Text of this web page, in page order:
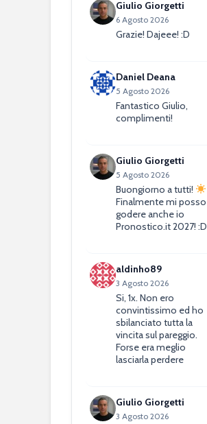
Giulio Giorgetti
6 Agosto 2026
Grazie! Dajeee! :D
Daniel Deana
5 Agosto 2026
Fantastico Giulio,
complimenti!
Giulio Giorgetti
5 Agosto 2026
Buongiorno a tutti!
Finalmente mi posso
godere anche io
Pronostico.it 2027! :D
aldinho89
3 Agosto 2026
Si, 1x. Non ero
convintissimo ed ho
sbilanciato tutta la
vincita sul pareggio.
Forse era meglio
lasciarla perdere
Giulio Giorgetti
3 Agosto 2026